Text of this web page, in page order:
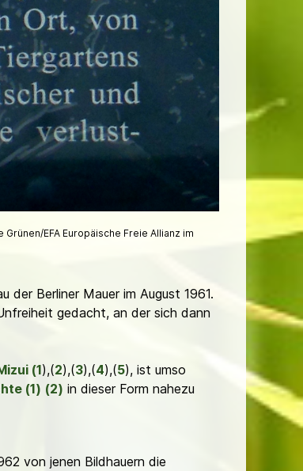
EFA Europäische Freie Allianz im
der Berliner Mauer im August 1961.
gedacht, an der sich dann
(1),(2),(3),(4),(5), ist umso
(1) (2) in dieser Form nahezu
von jenen Bildhauern die